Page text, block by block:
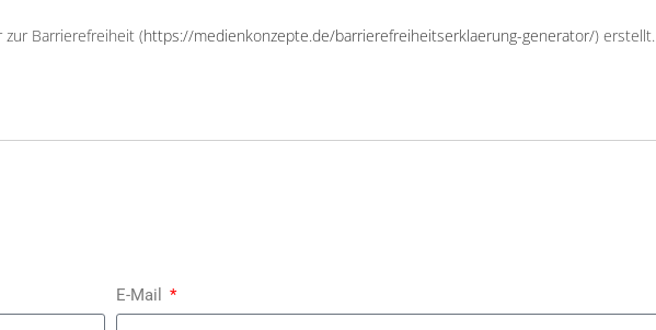
Barrierefreiheit (https://medienkonzepte.de/barrierefreiheitserklaerung-generator/) erstellt.
E-Mail